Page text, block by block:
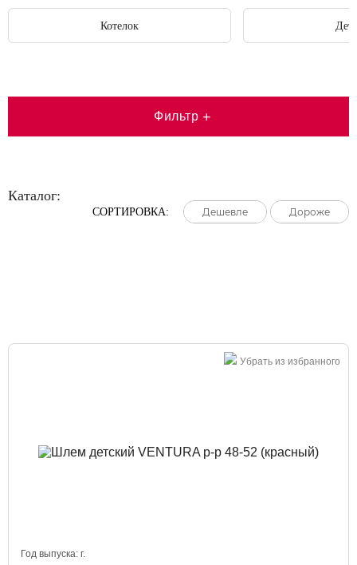
Котелок
Фильтр +
Каталог:
СОРТИРОВКА: Дешевле
Дешевле
Дешевле Дороже
Дороже
Дороже
Убрать из избранного
Год выпуска: г.